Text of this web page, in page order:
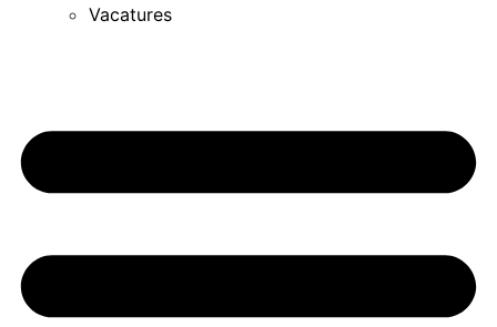
Vacatures